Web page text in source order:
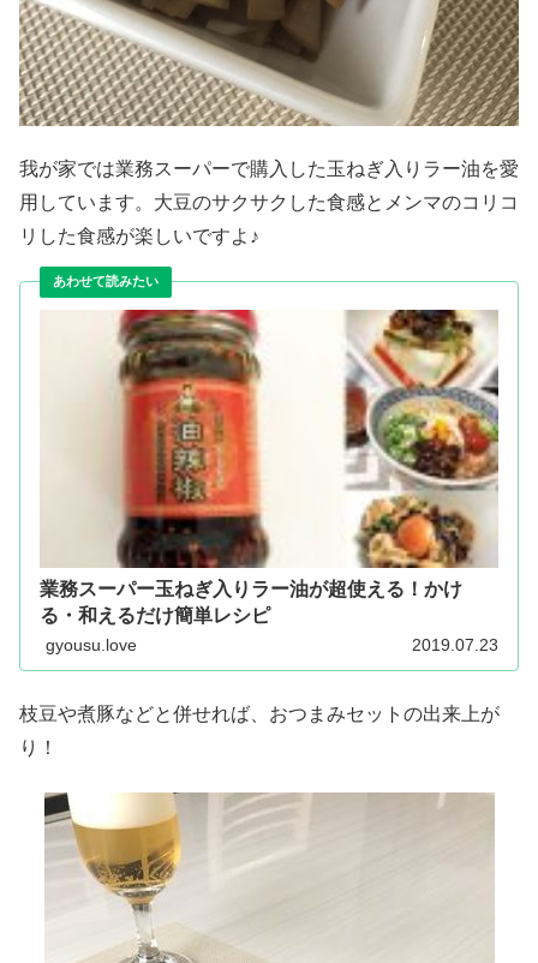
我が家では業務スーパーで購入した玉ねぎ入りラー油を愛
用しています。大豆のサクサクした食感とメンマのコリコ
リした食感が楽しいですよ♪
業務スーパー玉ねぎ入りラー油が超使える！かけ
る・和えるだけ簡単レシピ
gyousu.love 2019.07.23
枝豆や煮豚などと併せれば、おつまみセットの出来上が
り！